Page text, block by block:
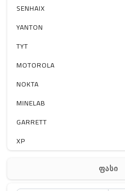
სხვა
SENHAIX
YANTON
TYT
MOTOROLA
NOKTA
MINELAB
GARRETT
XP
ფასი